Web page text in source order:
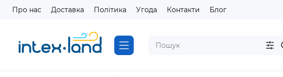
Про нас Доставка Політика Угода Контакти Блог